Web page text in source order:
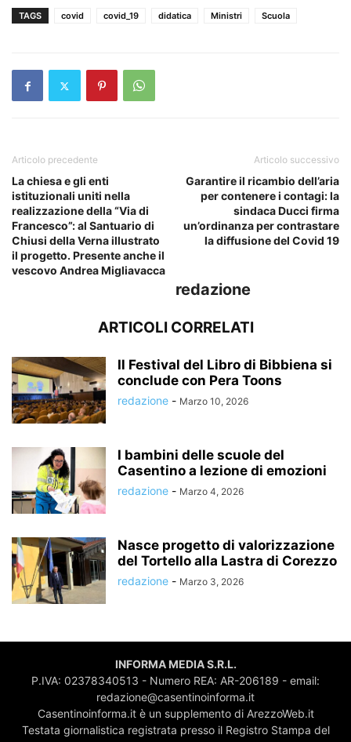
TAGS covid covid_19 didatica Ministri Scuola
Articolo precedente
La chiesa e gli enti
istituzionali uniti nella
realizzazione della “Via di
Francesco”: al Santuario di
Chiusi della Verna illustrato
il progetto. Presente anche il
vescovo Andrea Migliavacca
Articolo successivo
Garantire il ricambio dell’aria
per contenere i contagi: la
sindaca Ducci firma
un’ordinanza per contrastare
la diffusione del Covid 19
redazione
ARTICOLI CORRELATI
Il Festival del Libro di Bibbiena si
conclude con Pera Toons
redazione - Marzo 10, 2026
I bambini delle scuole del
Casentino a lezione di emozioni
redazione - Marzo 4, 2026
Nasce progetto di valorizzazione
del Tortello alla Lastra di Corezzo
redazione - Marzo 3, 2026
INFORMA MEDIA S.R.L.
P.IVA: 02378340513 - Numero REA: AR-206189 - email:
redazione@casentinoinforma.it
Casentinoinforma.it è un supplemento di ArezzoWeb.it
Testata giornalistica registrata presso il Registro Stampa del